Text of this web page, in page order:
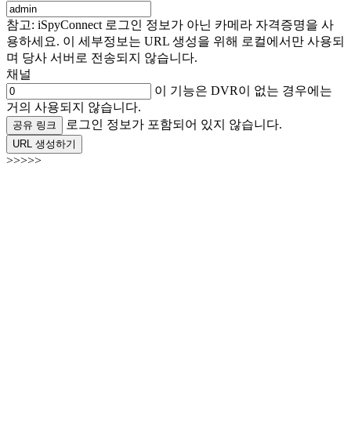
참고: iSpyConnect 로그인 정보가 아닌 카메라 자격증명을 사
용하세요. 이 세부정보는 URL 생성을 위해 로컬에서만 사용되
며 당사 서버로 전송되지 않습니다.
채널
이 기능은 DVR이 없는 경우에는
거의 사용되지 않습니다.
공유 링크 로그인 정보가 포함되어 있지 않습니다.
URL 생성하기
>>>>>